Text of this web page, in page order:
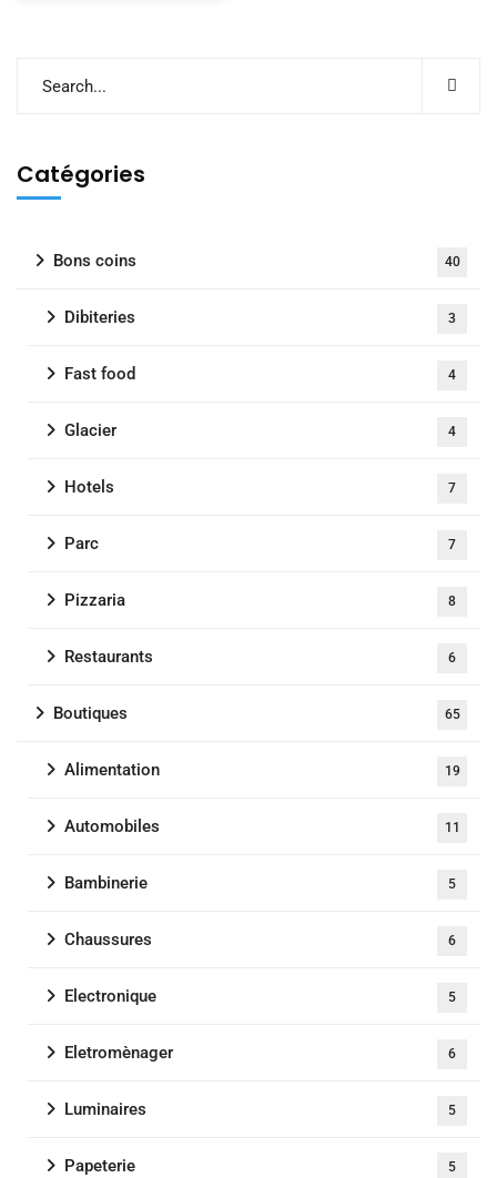
Catégories
Bons coins 40
Dibiteries 3
Fast food 4
Glacier 4
Hotels 7
Parc 7
Pizzaria 8
Restaurants 6
Boutiques 65
Alimentation 19
Automobiles 11
Bambinerie 5
Chaussures 6
Electronique 5
Eletromènager 6
Luminaires 5
Papeterie 5